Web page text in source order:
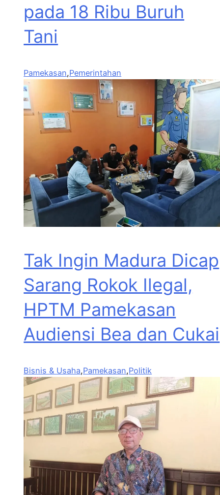
pada 18 Ribu Buruh
Tani
Pamekasan,Pemerintahan
Tak Ingin Madura Dicap
Sarang Rokok Ilegal,
HPTM Pamekasan
Audiensi Bea dan Cukai
Bisnis & Usaha,Pamekasan,Politik